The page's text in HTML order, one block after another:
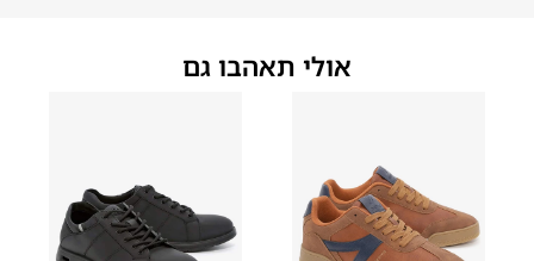
אולי תאהבו גם